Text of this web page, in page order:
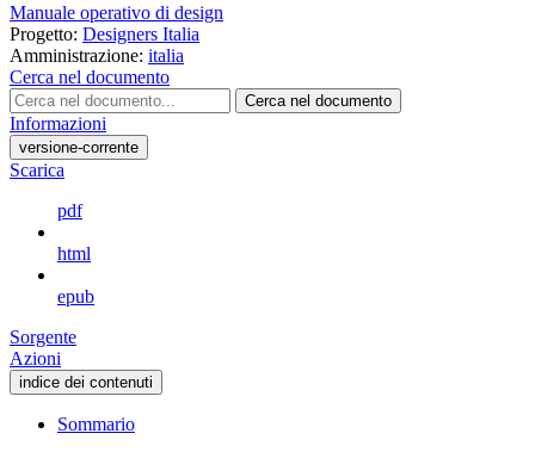
Manuale operativo di design
Progetto: Designers Italia
Amministrazione: italia
Cerca nel documento
Cerca nel documento
Informazioni
versione-corrente
Scarica
pdf
html
epub
Sorgente
Azioni
indice dei contenuti
Sommario